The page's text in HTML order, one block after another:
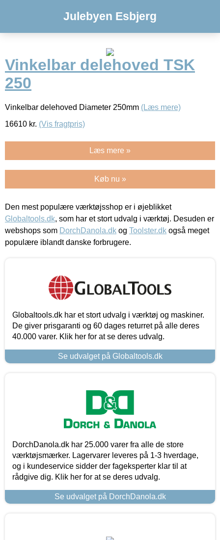
Julebyen Esbjerg
Vinkelbar delehoved TSK
250
Vinkelbar delehoved Diameter 250mm (Læs mere)
16610 kr. (Vis fragtpris)
Læs mere »
Køb nu »
Den mest populære værktøjsshop er i øjeblikket
Globaltools.dk, som har et stort udvalg i værktøj. Desuden er
webshops som DorchDanola.dk og Toolster.dk også meget
populære iblandt danske forbrugere.
Globaltools.dk har et stort udvalg i værktøj og maskiner.
De giver prisgaranti og 60 dages returret på alle deres
40.000 varer. Klik her for at se deres udvalg.
Se udvalget på Globaltools.dk
DorchDanola.dk har 25.000 varer fra alle de store
værktøjsmærker. Lagervarer leveres på 1-3 hverdage,
og i kundeservice sidder der fageksperter klar til at
rådgive dig. Klik her for at se deres udvalg.
Se udvalget på DorchDanola.dk